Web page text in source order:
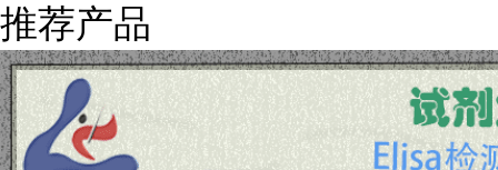
推荐产品